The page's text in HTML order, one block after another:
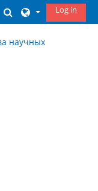
Toggle search
Log in
научных